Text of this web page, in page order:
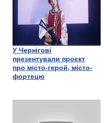
У Чернігові
презентували проєкт
про місто-герой, місто-
фортецю